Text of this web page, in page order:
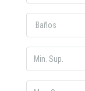
Baños